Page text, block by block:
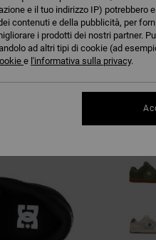
e il tuo indirizzo IP) potrebbero
contenuti e della pubblicità, per
i prodotti dei nostri partner.
ad altri tipi di cookie (ad
e l'informativa sulla privacy.